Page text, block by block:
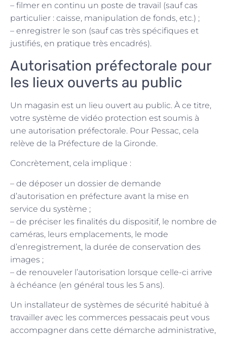
– filmer en continu un poste de travail (sauf cas
particulier : caisse, manipulation de fonds, etc.) ;
– enregistrer le son (sauf cas très spécifiques et
justifiés, en pratique très encadrés).
Autorisation préfectorale pour
les lieux ouverts au public
Un magasin est un lieu ouvert au public. À ce titre,
votre système de vidéo protection est soumis à
une autorisation préfectorale. Pour Pessac, cela
relève de la Préfecture de la Gironde.
Concrètement, cela implique :
– de déposer un dossier de demande
d’autorisation en préfecture avant la mise en
service du système ;
– de préciser les finalités du dispositif, le nombre de
caméras, leurs emplacements, le mode
d’enregistrement, la durée de conservation des
images ;
– de renouveler l’autorisation lorsque celle-ci arrive
à échéance (en général tous les 5 ans).
Un installateur de systèmes de sécurité habitué à
travailler avec les commerces pessacais peut vous
accompagner dans cette démarche administrative,